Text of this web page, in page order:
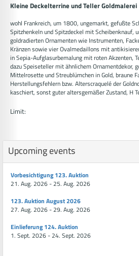
Kleine Deckelterrine und Teller Goldmalerei
wohl Frankreich, um 1800, ungemarkt, gefußte
Spitzhenkeln und Spitzdeckel mit Scheibenknauf,
goldradierten Ornamenten wie Instrumenten,
Kränzen sowie vier Ovalmedaillons mit
in Sepia-Aufglasurbemalung mit roten Akzenten,
dazu Speiseteller mit ähnlichem Ornamentdekor,
Mittelrosette und Streublümchen in Gold, braune
Herstellungsfehlern bzw. Alterscraquelé der
kaschiert, sonst guter altersgemäßer Zustand, H
Limit:
Upcoming events
Vorbesichtigung 123. Auktion
21. Aug. 2026 - 25. Aug. 2026
123. Auktion August 2026
27. Aug. 2026 - 29. Aug. 2026
Einlieferung 124. Auktion
1. Sept. 2026 - 24. Sept. 2026